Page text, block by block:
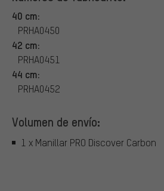
40 cm:
PRHA0450
42 cm:
PRHA0451
44 cm:
PRHA0452
Volumen de envío:
1 x Manillar PRO Discover Carbon